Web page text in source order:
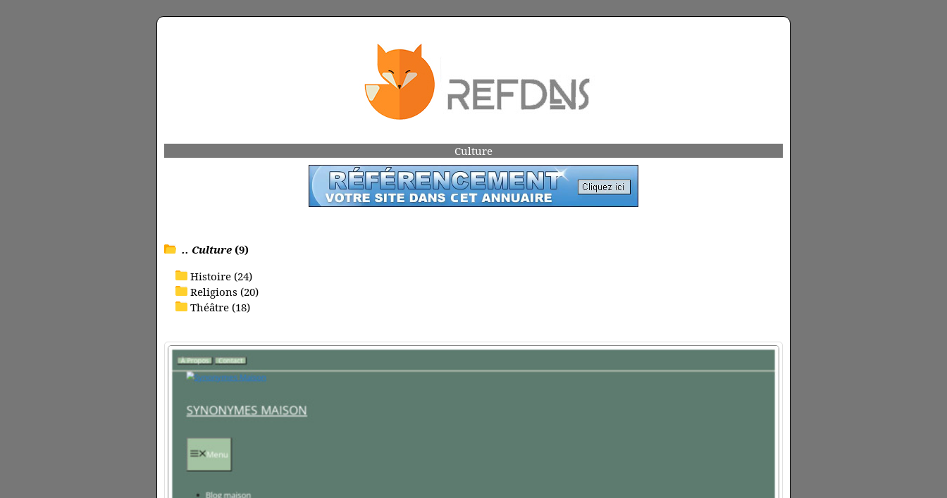
Culture
.. Culture (9)
Histoire (24)
Religions (20)
Théâtre (18)